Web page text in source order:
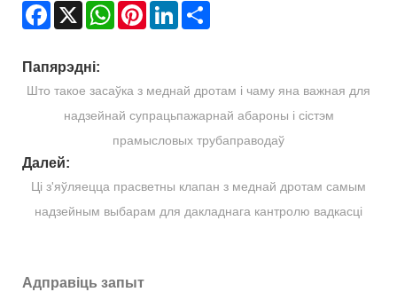
Facebook
X WhatsAppPinterestLinkedIn
Папярэдні:
Што такое засаўка з меднай дротам і чаму яна важная для
надзейнай супрацьпажарнай абароны і сістэм
прамысловых трубаправодаў
Далей:
Ці з'яўляецца прасветны клапан з меднай дротам самым
надзейным выбарам для дакладнага кантролю вадкасці
Адправіць запыт